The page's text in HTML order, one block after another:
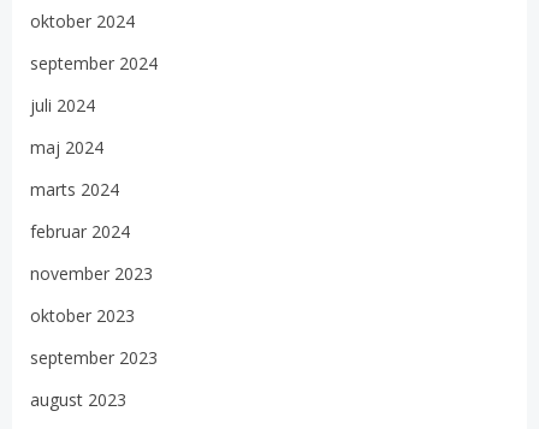
oktober 2024
september 2024
juli 2024
maj 2024
marts 2024
februar 2024
november 2023
oktober 2023
september 2023
august 2023